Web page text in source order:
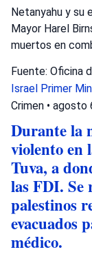
Netanyahu y su
Mayor Harel
muertos en
Fuente: Oficina
Israel Primer
Crimen • agosto
Durante la
violento en
Tuva, a
las FDI. Se
palestinos
evacuados
médico.